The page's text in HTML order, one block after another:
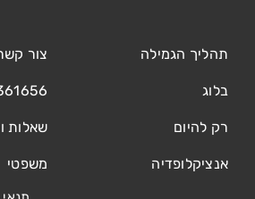
תהליך הגמילה
בלוג
רק להיום
אנציקלופדיה
צור
שאלות
משפטי